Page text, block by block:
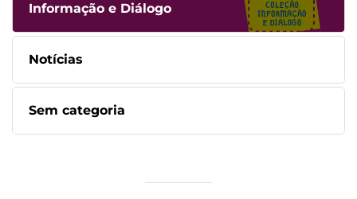
Informação e Diálogo
Notícias
Sem categoria